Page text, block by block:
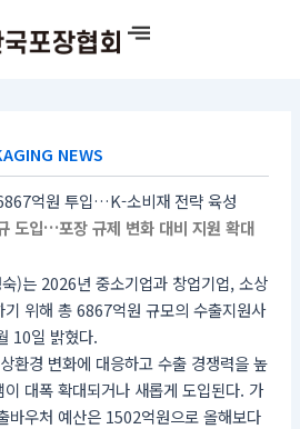
NEWS
억원 투입…K-소비재 전략 육성
도입…포장 규제 변화 대비 지원 확대
)는 2026년 중소기업과 창업기업, 소상
위해 총 6867억원 규모의 수출지원사
10일 밝혔다.
환경 변화에 대응하고 수출 경쟁력을 높
대폭 확대되거나 새롭게 도입된다. 가
바우처 예산은 1502억원으로 올해보다